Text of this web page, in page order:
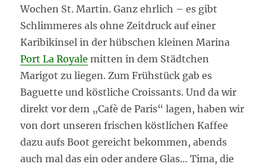
Wochen St. Martin. Ganz ehrlich – es gibt
Schlimmeres als ohne Zeitdruck auf einer
Karibikinsel in der hübschen kleinen Marina
Port La Royale mitten in dem Städtchen
Marigot zu liegen. Zum Frühstück gab es
Baguette und köstliche Croissants. Und da wir
direkt vor dem „Cafè de Paris“ lagen, haben wir
von dort unseren frischen köstlichen Kaffee
dazu aufs Boot gereicht bekommen, abends
auch mal das ein oder andere Glas… Tima, die